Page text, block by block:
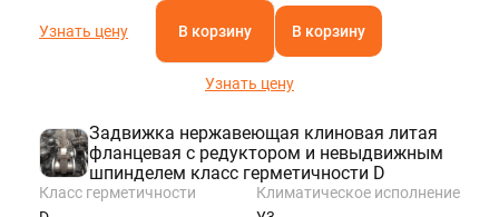
Узнать цену В корзину В корзину
Узнать цену
Задвижка нержавеющая клиновая литая
фланцевая с редуктором и невыдвижным
шпинделем класс герметичности D
Класс герметичности
Климатическое исполнение